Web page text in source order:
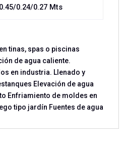
0.45/0.24/0.27 Mts
tinas, spas o piscinas
de agua caliente.
en industria. Llenado y
Elevación de agua
Enfriamiento de moldes en
tipo jardín Fuentes de agua